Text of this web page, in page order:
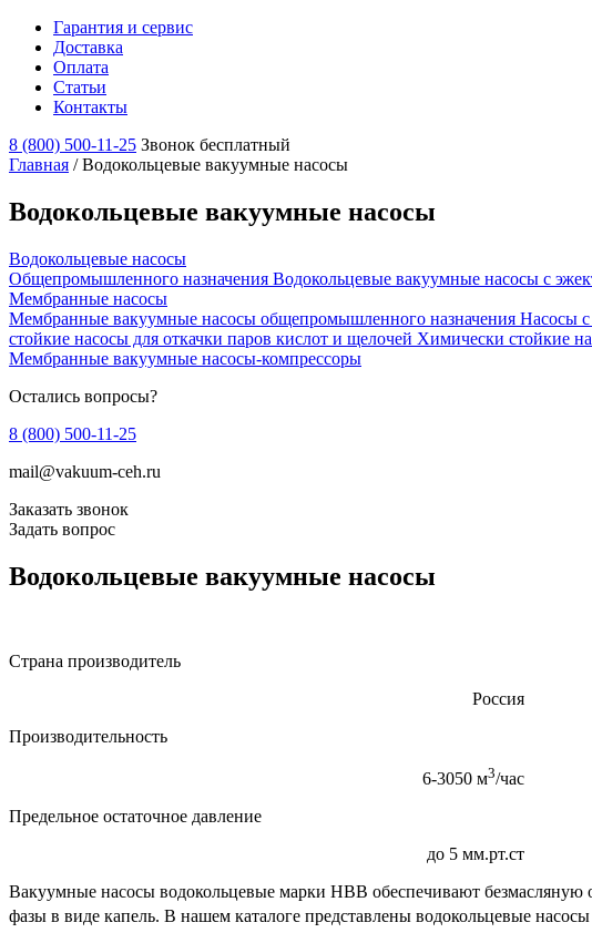
Гарантия и сервис
Доставка
Оплата
Статьи
Контакты
8 (800) 500-11-25 Звонок бесплатный
Главная / Водокольцевые вакуумные насосы
Водокольцевые вакуумные насосы
Водокольцевые насосы
Общепромышленного назначения Водокольцевые вакуумные насосы с
Мембранные насосы
Мембранные вакуумные насосы общепромышленного назначения Насосы
стойкие насосы для откачки паров кислот и щелочей Химически стойкие
Мембранные вакуумные насосы-компрессоры
Остались вопросы?
8 (800) 500-11-25
mail@vakuum-ceh.ru
Заказать звонок
Задать вопрос
Водокольцевые вакуумные насосы
Страна производитель
Россия
Производительность
6-3050 м3/час
Предельное остаточное давление
до 5 мм.рт.ст
Вакуумные насосы водокольцевые марки НВВ обеспечивают безмасляную
фазы в виде капель. В нашем каталоге представлены водокольцевые